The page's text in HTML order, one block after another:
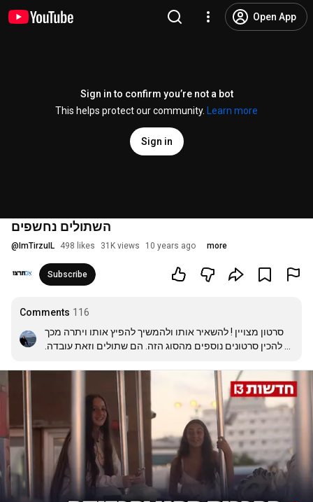
Open App
Sign in to confirm you’re not a bot
This helps protect our community.
Learn more
Sign in
השתולים נחשפים
@ ImTirzuIL 498 likes 31K views 10 years ago more
Subscribe
Comments 116
סרטון מצויין ! להשאיר אותו ולהמשיך להפיץ אותו ויתרה מכך
להכין סרטונים נוספים מהסוג הזה. הם שתולים וזאת עובדה.
וברציחתם של רבין, משפחת דאוובשה ועוד האשמות איומות,
שהן לא רק הסתה אלא ממש קריאה לפגוע בי ובכל אזרחי
ישראל אישית. מי שקורא לי, לבנים שלים, לחברים שלי ולחברים
שלהם, לוחמים ביחידות הכי מובחרות שניתן להעלות על הדעת
של צה"ל, רוצחי ילדים ופושעי מלחמה אז הסרטון הזה הוא
ממש פרווה לעומת ההסתה של השמאל הקיצוני הנתמך ע"י